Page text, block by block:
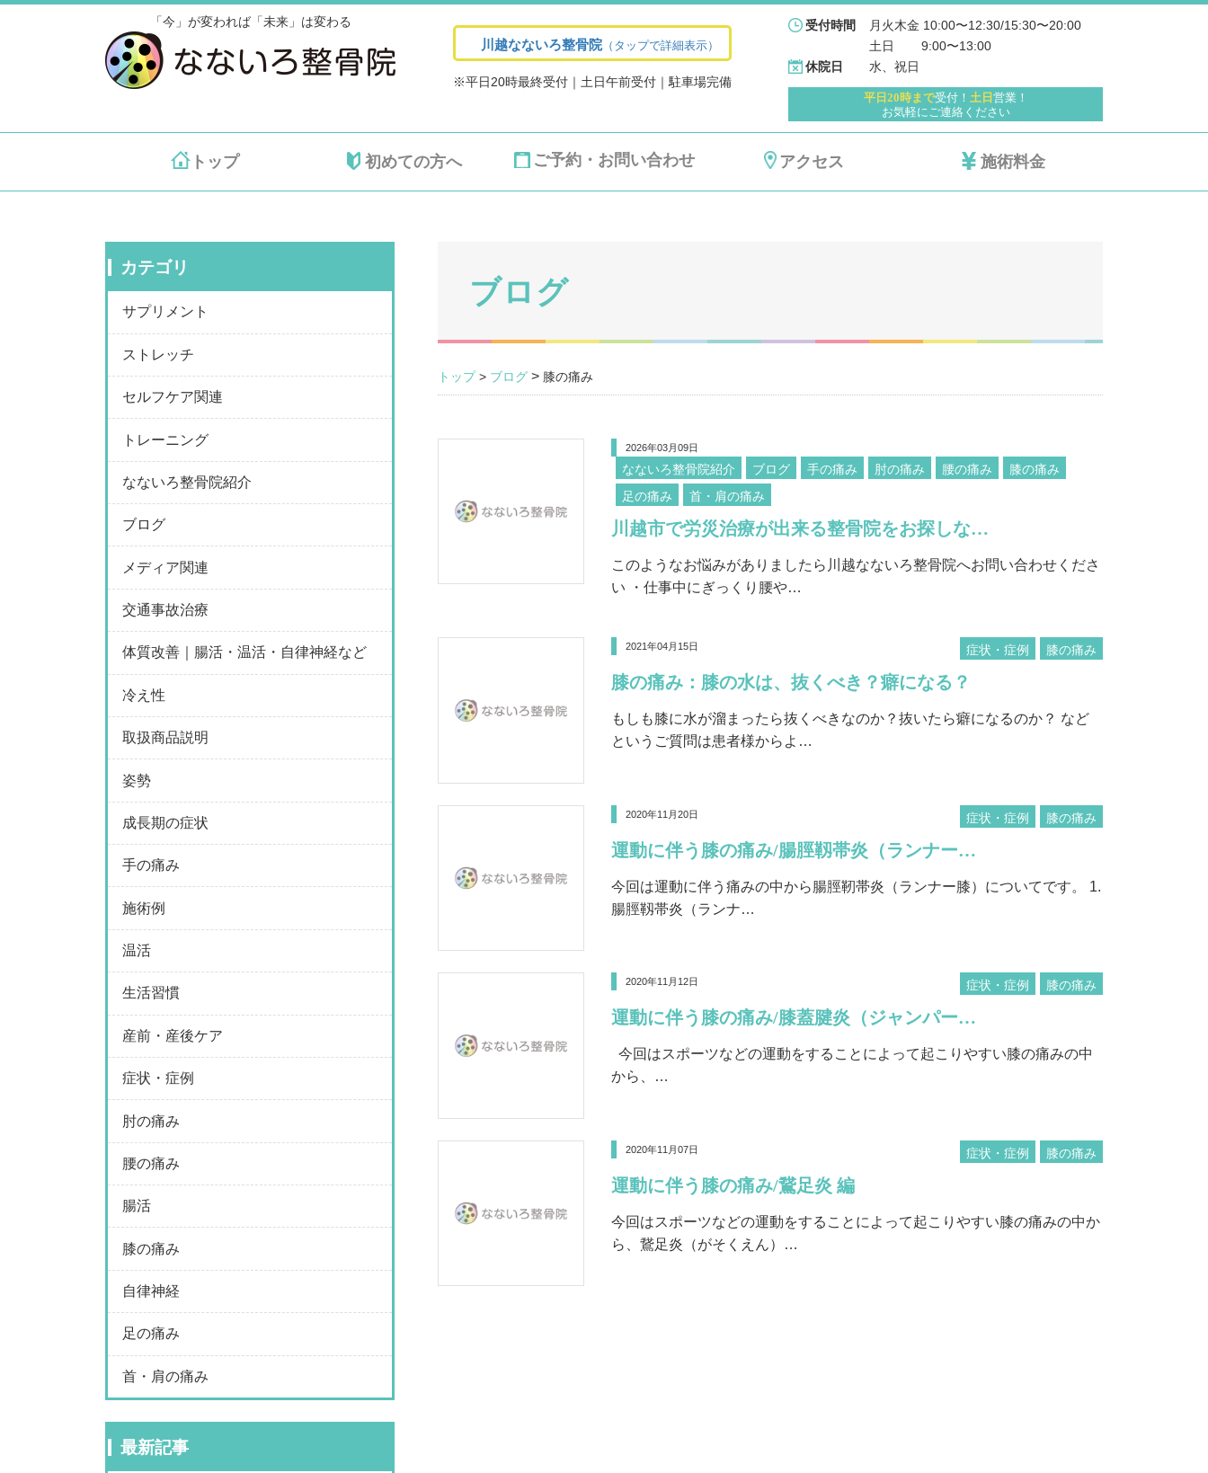
「今」が変われば「未来」は変わる
川越なないろ整骨院（タップで詳細表示）
※平日20時最終受付｜土日午前受付｜駐車場完備
受付時間
月火木金 10:00〜12:30/15:30〜20:00
土日 　   9:00〜13:00
休院日 水、祝日
平日20時まで受付！ 土日 営業！
お気軽にご連絡ください
トップ 初めての方へ ご予約・お問い合わせ アクセス 施術料金
ブログ
トップ> ブログ > 膝の痛み
2026年03月09日
なないろ整骨院紹介 ブログ 手の痛み 肘の痛み 腰の痛み
膝の痛み
足の痛み
首・肩の痛み
川越市で労災治療が出来る整骨院をお探しな…
このようなお悩みがありましたら川越なないろ整骨院へお問い合わせくださ
い ・仕事中にぎっくり腰や…
2021年04月15日 症状・症例 膝の痛み
膝の痛み：膝の水は、抜くべき？癖になる？
もしも膝に水が溜まったら抜くべきなのか？抜いたら癖になるのか？ など
というご質問は患者様からよ…
2020年11月20日 症状・症例 膝の痛み
運動に伴う膝の痛み/腸脛靱帯炎（ランナー…
今回は運動に伴う痛みの中から腸脛靭帯炎（ランナー膝）についてです。 1.
腸脛靱帯炎（ランナ…
2020年11月12日 症状・症例 膝の痛み
運動に伴う膝の痛み/膝蓋腱炎（ジャンパー…
今回はスポーツなどの運動をすることによって起こりやすい膝の痛みの中
から、…
2020年11月07日 症状・症例 膝の痛み
運動に伴う膝の痛み/鵞足炎 編
今回はスポーツなどの運動をすることによって起こりやすい膝の痛みの中か
ら、鵞足炎（がそくえん）…
カテゴリ
サプリメント
ストレッチ
セルフケア関連
トレーニング
なないろ整骨院紹介
ブログ
メディア関連
交通事故治療
体質改善｜腸活・温活・自律神経など
冷え性
取扱商品説明
姿勢
成長期の症状
手の痛み
施術例
温活
生活習慣
産前・産後ケア
症状・症例
肘の痛み
腰の痛み
腸活
膝の痛み
自律神経
足の痛み
首・肩の痛み
最新記事